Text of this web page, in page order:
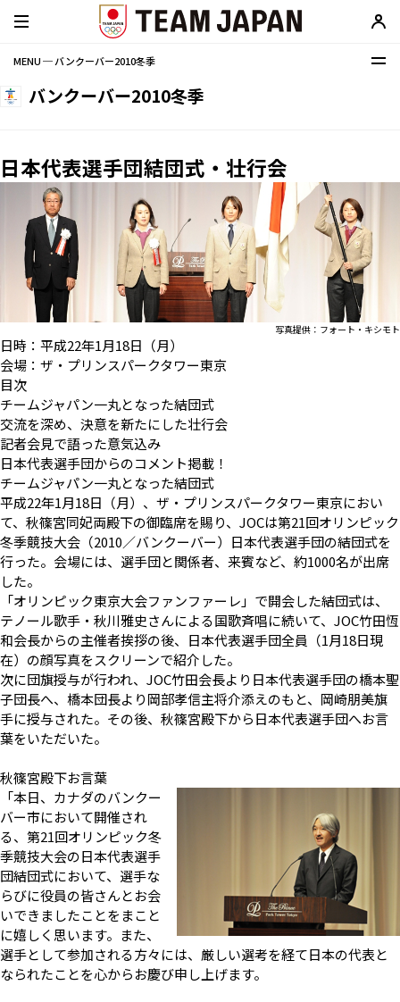
MENU ─ バンクーバー2010冬季
バンクーバー2010冬季
日本代表選手団結団式・壮行会
写真提供：フォート・キシモト
日時：平成22年1月18日（月）
会場：ザ・プリンスパークタワー東京
目次
チームジャパン一丸となった結団式
交流を深め、決意を新たにした壮行会
記者会見で語った意気込み
日本代表選手団からのコメント掲載！
チームジャパン一丸となった結団式
平成22年1月18日（月）、ザ・プリンスパークタワー東京におい
て、秋篠宮同妃両殿下の御臨席を賜り、JOCは第21回オリンピック
冬季競技大会（2010／バンクーバー）日本代表選手団の結団式を
行った。会場には、選手団と関係者、来賓など、約1000名が出席
した。
「オリンピック東京大会ファンファーレ」で開会した結団式は、
テノール歌手・秋川雅史さんによる国歌斉唱に続いて、JOC竹田恆
和会長からの主催者挨拶の後、日本代表選手団全員（1月18日現
在）の顔写真をスクリーンで紹介した。
次に団旗授与が行われ、JOC竹田会長より日本代表選手団の橋本聖
子団長へ、橋本団長より岡部孝信主将介添えのもと、岡崎朋美旗
手に授与された。その後、秋篠宮殿下から日本代表選手団へお言
葉をいただいた。
秋篠宮殿下お言葉
「本日、カナダのバンクー
バー市において開催され
る、第21回オリンピック冬
季競技大会の日本代表選手
団結団式において、選手な
らびに役員の皆さんとお会
いできましたことをまこと
に嬉しく思います。また、
選手として参加される方々には、厳しい選考を経て日本の代表と
なられたことを心からお慶び申し上げます。